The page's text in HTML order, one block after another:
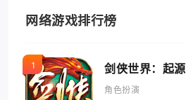
网络游戏排行榜
剑侠世界：起源
角色扮演